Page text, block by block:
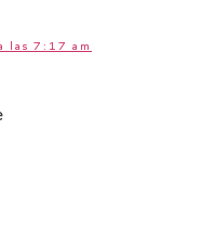
las 7:17 am